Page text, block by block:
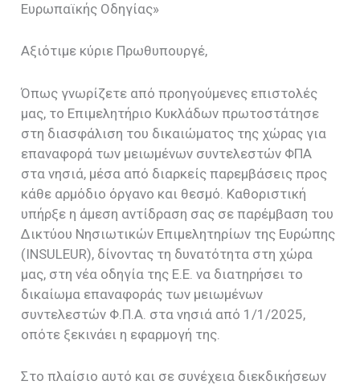
Ευρωπαϊκής Οδηγίας»
Αξιότιμε κύριε Πρωθυπουργέ,
Όπως γνωρίζετε από προηγούμενες επιστολές
μας, το Επιμελητήριο Κυκλάδων πρωτοστάτησε
στη διασφάλιση του δικαιώματος της χώρας για
επαναφορά των μειωμένων συντελεστών ΦΠΑ
στα νησιά, μέσα από διαρκείς παρεμβάσεις προς
κάθε αρμόδιο όργανο και θεσμό. Καθοριστική
υπήρξε η άμεση αντίδραση σας σε παρέμβαση του
Δικτύου Νησιωτικών Επιμελητηρίων της Ευρώπης
(INSULEUR), δίνοντας τη δυνατότητα στη χώρα
μας, στη νέα οδηγία της Ε.Ε. να διατηρήσει το
δικαίωμα επαναφοράς των μειωμένων
συντελεστών Φ.Π.Α. στα νησιά από 1/1/2025,
οπότε ξεκινάει η εφαρμογή της.
Στο πλαίσιο αυτό και σε συνέχεια διεκδικήσεων